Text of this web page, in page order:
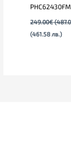
249.00€
(461.58 лв.)